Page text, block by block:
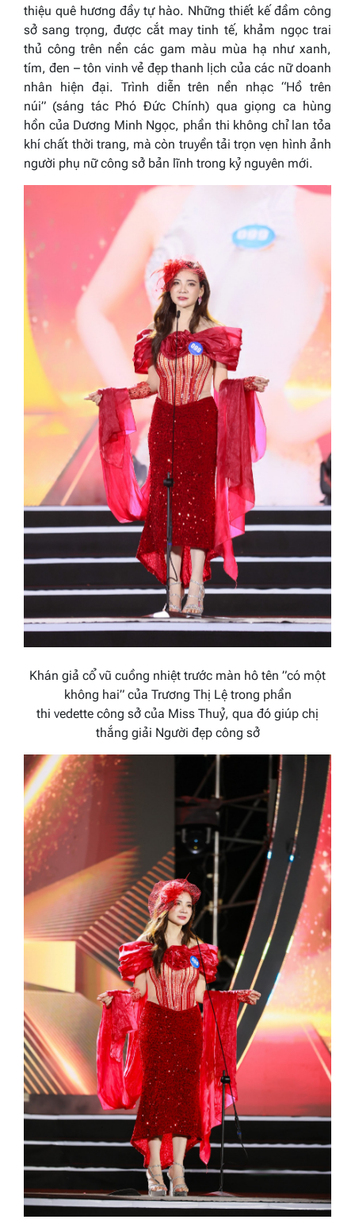
thiệu quê hương đầy tự hào. Những thiết kế đầm công
sở sang trọng, được cắt may tinh tế, khảm ngọc trai
thủ công trên nền các gam màu mùa hạ như xanh,
tím, đen – tôn vinh vẻ đẹp thanh lịch của các nữ doanh
nhân hiện đại. Trình diễn trên nền nhạc“Hồ trên
núi” (sáng tác Phó Đức Chính) qua giọng ca hùng
hồn của Dương Minh Ngọc, phần thi không chỉ lan tỏa
khí chất thời trang, mà còn truyền tải trọn vẹn hình ảnh
người phụ nữ công sở bản lĩnh trong kỷ nguyên mới.
Khán giả cổ vũ cuồng nhiệt trước màn hô tên ”có một
không hai” của Trương Thị Lệtrong phần
thi vedette công sở của Miss Thuỷ, qua đó giúp chị
thắng giải Người đẹp công sở